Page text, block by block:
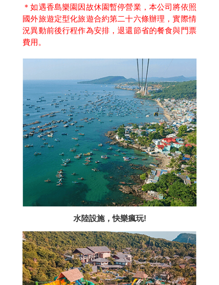
＊如遇香島樂園因故休園暫停營業，本公司將依照
國外旅遊定型化旅遊合約第二十六條辦理，實際情
況異動前後行程作為安排，退還節省的餐食與門票
費用。
水陸設施，快樂瘋玩!